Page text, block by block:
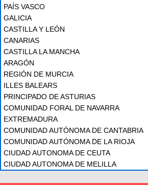
PAÍS VASCO
GALICIA
CASTILLA Y LEÓN
CANARIAS
CASTILLA LA MANCHA
ARAGÓN
REGIÓN DE MURCIA
ILLES BALEARS
PRINCIPADO DE ASTURIAS
COMUNIDAD FORAL DE NAVARRA
EXTREMADURA
COMUNIDAD AUTÓNOMA DE CANTABRIA
COMUNIDAD AUTÓNOMA DE LA RIOJA
CIUDAD AUTONOMA DE CEUTA
CIUDAD AUTONOMA DE MELILLA